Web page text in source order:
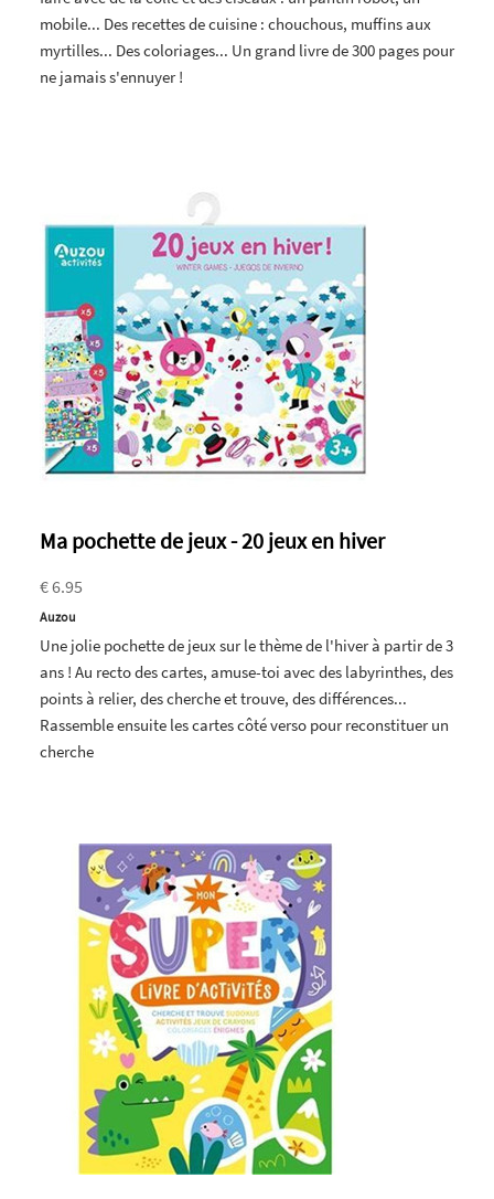
mobile... Des recettes de cuisine : chouchous, muffins aux
myrtilles... Des coloriages... Un grand livre de 300 pages pour
ne jamais s'ennuyer !
Ma pochette de jeux - 20 jeux en hiver
€ 6.95
Auzou
Une jolie pochette de jeux sur le thème de l'hiver à partir de 3
ans ! Au recto des cartes, amuse-toi avec des labyrinthes, des
points à relier, des cherche et trouve, des différences...
Rassemble ensuite les cartes côté verso pour reconstituer un
cherche